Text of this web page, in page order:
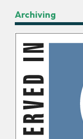
Archiving